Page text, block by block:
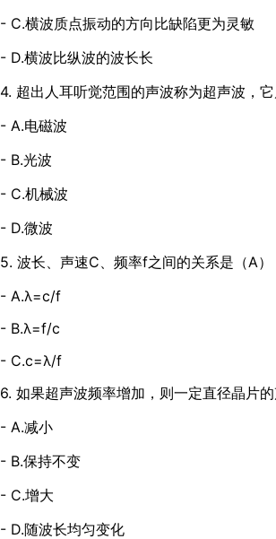
- C.横波质点振动的方向比缺陷更为灵敏
- D.横波比纵波的波长长
4. 超出人耳听觉范围的声波称为超声波，它
- A.电磁波
- B.光波
- C.机械波
- D.微波
5. 波长、声速C、频率f之间的关系是（A）
- A.λ=c/f
- B.λ=f/c
- C.c=λ/f
6. 如果超声波频率增加，则一定直径晶片的
- A.减小
- B.保持不变
- C.增大
- D.随波长均匀变化